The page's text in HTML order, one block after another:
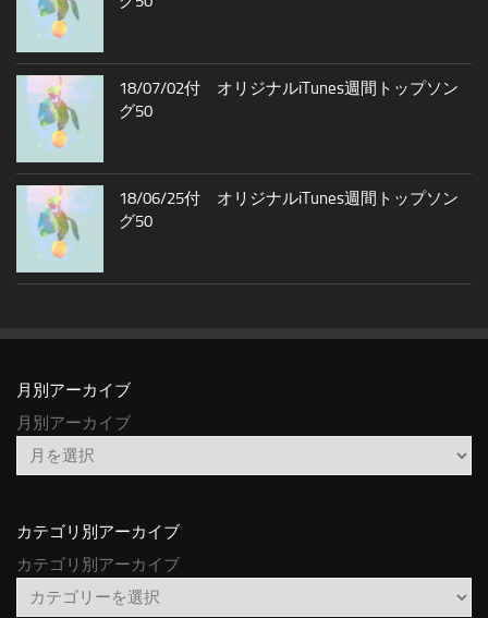
18/07/02付 オリジナルiTunes週間トップソン
グ50
18/06/25付 オリジナルiTunes週間トップソン
グ50
月別アーカイブ
月別アーカイブ
カテゴリ別アーカイブ
カテゴリ別アーカイブ